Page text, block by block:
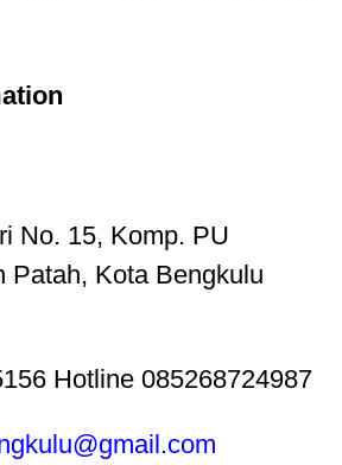
No. 15, Komp. PU
Patah, Kota Bengkulu
Hotline 085268724987